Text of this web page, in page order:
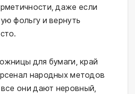
даже если
фольгу и вернуть
для бумаги, край
народных методов
они дают неровный,